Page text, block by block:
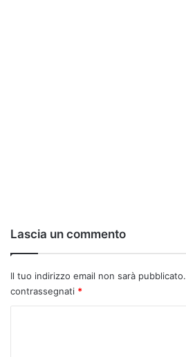
Lascia un commento
Il tuo indirizzo email non sarà pubblicato.
contrassegnati *